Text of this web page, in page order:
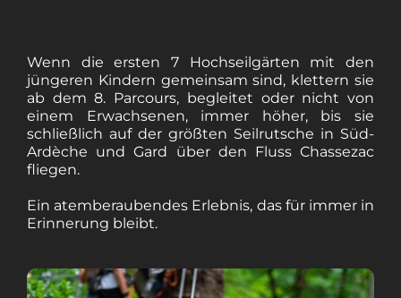
Wenn die ersten 7 Hochseilgärten mit den
jüngeren Kindern gemeinsam sind, klettern sie
ab dem 8. Parcours, begleitet oder nicht von
einem Erwachsenen, immer höher, bis sie
schließlich auf der größten Seilrutsche in Süd-
Ardèche und Gard über den Fluss Chassezac
fliegen.
Ein atemberaubendes Erlebnis, das für immer in
Erinnerung bleibt.